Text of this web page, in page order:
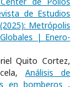
de Estudios
Metrópolis
| Enero-
Quito Cortez,
Análisis de
en bomberos ,